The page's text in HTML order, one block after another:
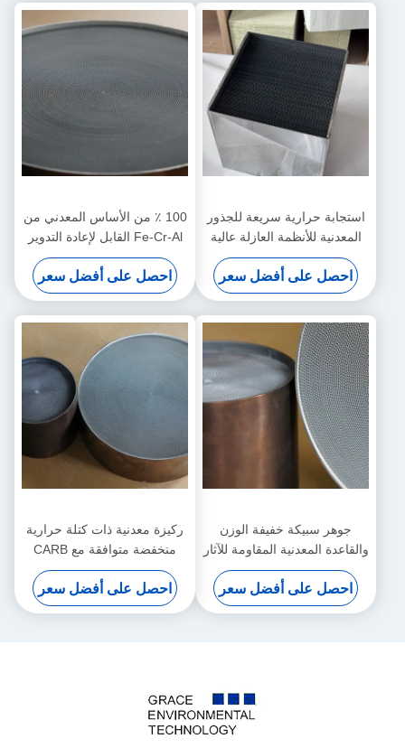
استجابة حرارية سريعة للجذور
المعدنية للأنظمة العازلة عالية
الأداء
احصل على أفضل سعر
100 ٪ من الأساس المعدني من
Fe-Cr-Al القابل لإعادة التدوير
مع الامتثال لـ Euro 2/3/4/5/6
وكثافة الخلية القابلة للتخصيص
احصل على أفضل سعر
جوهر سبيكة خفيفة الوزن
والقاعدة المعدنية المقاومة للآثار
الفيزيائية مع ضغط مضاد
منخفض للغاية للسيطرة على
الانبعاثات
احصل على أفضل سعر
ركيزة معدنية ذات كتلة حرارية
منخفضة متوافقة مع CARB
لمركبات الضبط الصديقة للبيئة
احصل على أفضل سعر